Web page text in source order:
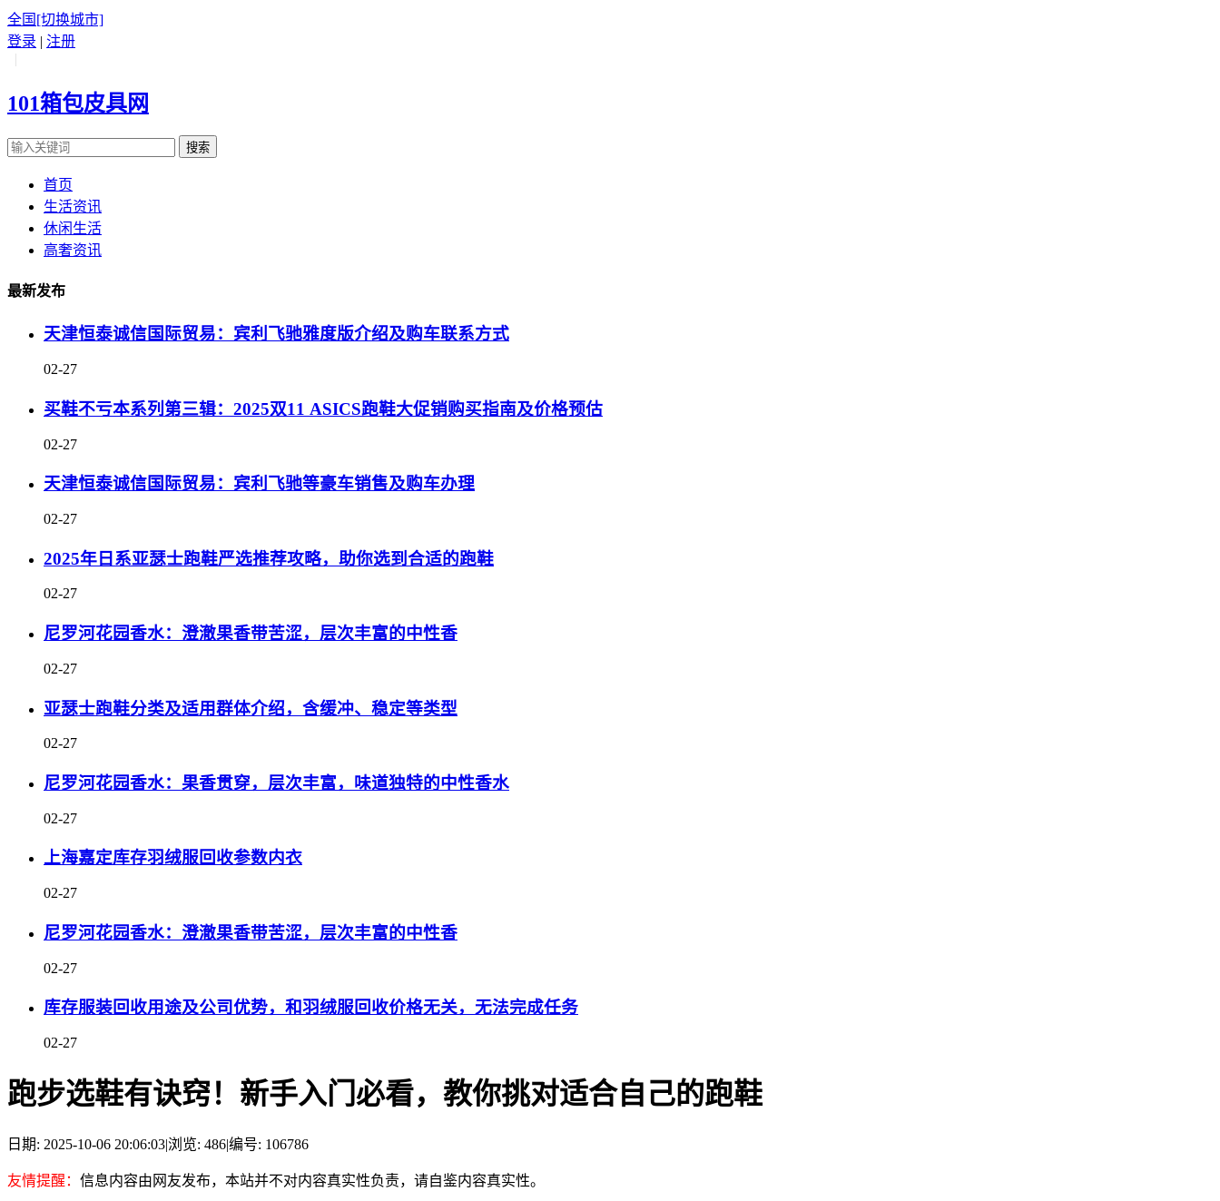
全国 [切换城市]
登录 | 注册
|
101箱包皮具网
搜索
首页
生活资讯
休闲生活
高奢资讯
最新发布
天津恒泰诚信国际贸易：宾利飞驰雅度版介绍及购车联系方式
02-27
买鞋不亏本系列第三辑：2025双11 ASICS跑鞋大促销购买指南及价格预估
02-27
天津恒泰诚信国际贸易：宾利飞驰等豪车销售及购车办理
02-27
2025年日系亚瑟士跑鞋严选推荐攻略，助你选到合适的跑鞋
02-27
尼罗河花园香水：澄澈果香带苦涩，层次丰富的中性香
02-27
亚瑟士跑鞋分类及适用群体介绍，含缓冲、稳定等类型
02-27
尼罗河花园香水：果香贯穿，层次丰富，味道独特的中性香水
02-27
上海嘉定库存羽绒服回收参数内衣
02-27
尼罗河花园香水：澄澈果香带苦涩，层次丰富的中性香
02-27
库存服装回收用途及公司优势，和羽绒服回收价格无关，无法完成任务
02-27
跑步选鞋有诀窍！新手入门必看，教你挑对适合自己的跑鞋
日期: 2025-10-06 20:06:03|浏览: 486|编号: 106786
友情提醒： 信息内容由网友发布，本站并不对内容真实性负责，请自鉴内容真实性。